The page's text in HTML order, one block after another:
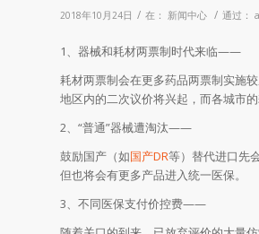
2018年10月24日 / 在： 新闻中心 / 通过：
1、器械和耗材两票制时代来临——
耗材两票制会在更多药品两票制实施
地区内的二次议价将兴起，而各城市
2、“普通”器械遭淘汰——
鼓励国产（如国产DR等）替代进口先
但也将会有更多产品进入统一医保。
3、不同医保支付价控费——